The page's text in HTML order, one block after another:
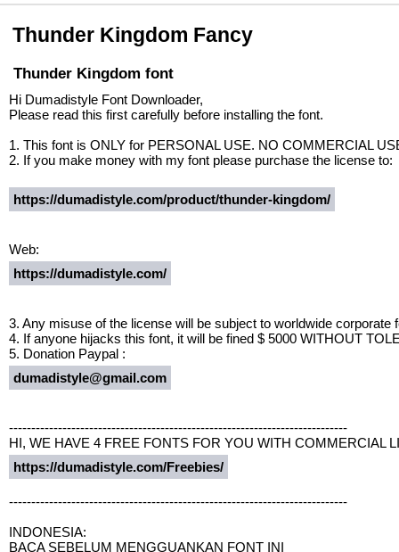
Thunder Kingdom Fancy
Thunder Kingdom font
Hi Dumadistyle Font Downloader,
Please read this first carefully before installing the font.
1. This font is ONLY for PERSONAL USE. NO COMMERCIAL
2. If you make money with my font please purchase the license to:
https://dumadistyle.com/product/thunder-kingdom/
Web:
https://dumadistyle.com/
3. Any misuse of the license will be subject to worldwide corporate
4. If anyone hijacks this font, it will be fined $ 5000 WITHOUT
5. Donation Paypal :
dumadistyle@gmail.com
----------------------------------------------------------------------------
HI, WE HAVE 4 FREE FONTS FOR YOU WITH COMMERCIAL
https://dumadistyle.com/Freebies/
----------------------------------------------------------------------------
INDONESIA:
BACA SEBELUM MENGGUANKAN FONT INI